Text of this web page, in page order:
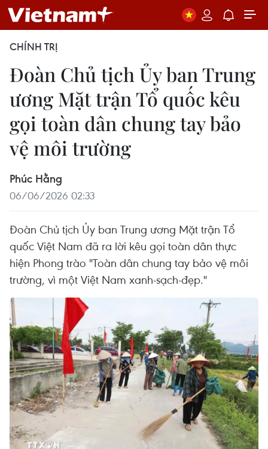
CHÍNH TRỊ
Đoàn Chủ tịch Ủy ban Trung
ương Mặt trận Tổ quốc kêu
gọi toàn dân chung tay bảo
vệ môi trường
Phúc Hằng
06/06/2026 02:33
Đoàn Chủ tịch Ủy ban Trung ương Mặt trận Tổ
quốc Việt Nam đã ra lời kêu gọi toàn dân thực
hiện Phong trào "Toàn dân chung tay bảo vệ môi
trường, vì một Việt Nam xanh-sạch-đẹp."